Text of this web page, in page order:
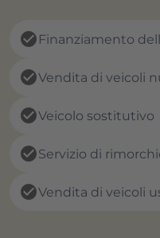
check_circle Finanziamento
check_circleVendita di veicoli
check_circleVeicolo sostitutivo
check_circleServizio di
check_circleVendita di veicoli